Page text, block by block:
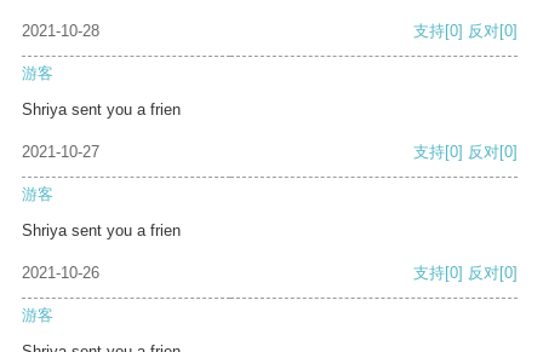
2021-10-28 支持[0] 反对[0]
游客
Shriya sent you a frien
2021-10-27 支持[0] 反对[0]
游客
Shriya sent you a frien
2021-10-26 支持[0] 反对[0]
游客